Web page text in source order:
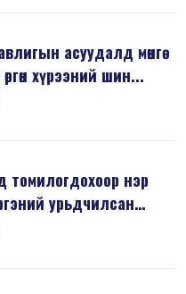
асуудалд мөнгө
хүрээний шин...
томилогдохоор нэр
урьдчилсан